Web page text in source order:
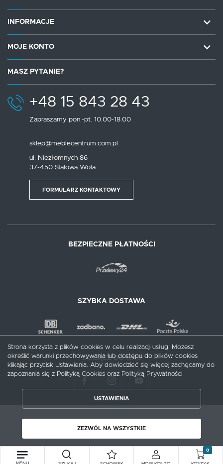
INFORMACJE
MOJE KONTO
MASZ PYTANIE?
+48 15 843 28 43
Zapraszamy pon.-pt. 10.00-18.00
sklep@meblecentrum.com.pl
ul. Niezłomnych 86
37-450 Stalowa Wola
FORMULARZ KONTAKTOWY
BEZPIECZNE PŁATNOŚCI
SZYBKA DOSTAWA
DOŁĄCZ DO NAS
Copyright by meblecentrum.com.pl
0
Strona korzysta z plików cookies w celu realizacji usług. Możesz
określić warunki przechowywania lub dostępu do plików cookies
klikając przycisk Ustawienia. Aby dowiedzieć się więcej zachęcamy do
zapoznania się z Polityką Cookies oraz Polityką Prywatności.
USTAWIENIA
ZEZWÓL NA WSZYSTKIE
ZAPISZ WYBRANE